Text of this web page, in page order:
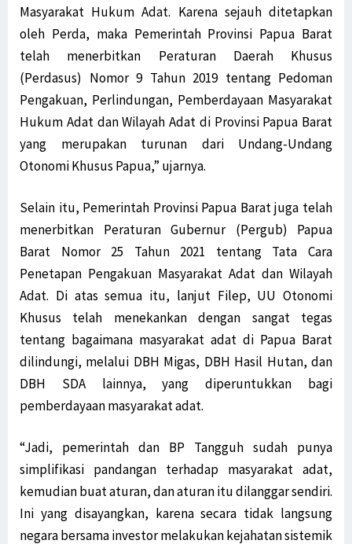
Masyarakat Hukum Adat. Karena sejauh ditetapkan
oleh Perda, maka Pemerintah Provinsi Papua Barat
telah menerbitkan Peraturan Daerah Khusus
(Perdasus) Nomor 9 Tahun 2019 tentang Pedoman
Pengakuan, Perlindungan, Pemberdayaan Masyarakat
Hukum Adat dan Wilayah Adat di Provinsi Papua Barat
yang merupakan turunan dari Undang-Undang
Otonomi Khusus Papua,” ujarnya.
Selain itu, Pemerintah Provinsi Papua Barat juga telah
menerbitkan Peraturan Gubernur (Pergub) Papua
Barat Nomor 25 Tahun 2021 tentang Tata Cara
Penetapan Pengakuan Masyarakat Adat dan Wilayah
Adat. Di atas semua itu, lanjut Filep, UU Otonomi
Khusus telah menekankan dengan sangat tegas
tentang bagaimana masyarakat adat di Papua Barat
dilindungi, melalui DBH Migas, DBH Hasil Hutan, dan
DBH SDA lainnya, yang diperuntukkan bagi
pemberdayaan masyarakat adat.
“Jadi, pemerintah dan BP Tangguh sudah punya
simplifikasi pandangan terhadap masyarakat adat,
kemudian buat aturan, dan aturan itu dilanggar sendiri.
Ini yang disayangkan, karena secara tidak langsung
negara bersama investor melakukan kejahatan sistemik